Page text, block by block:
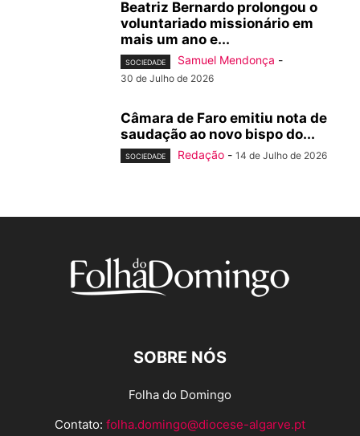
Beatriz Bernardo prolongou o
voluntariado missionário em
mais um ano e...
SOCIEDADE Samuel Mendonça -
30 de Julho de 2026
Câmara de Faro emitiu nota de
saudação ao novo bispo do...
SOCIEDADE Redação - 14 de Julho de 2026
SOBRE NÓS
Folha do Domingo
Contato: folha.domingo@diocese-algarve.pt